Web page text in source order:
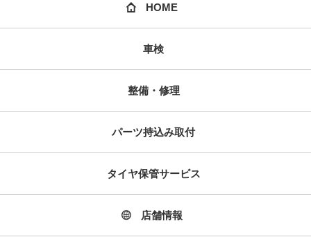
HOME
車検
整備・修理
パーツ持込み取付
タイヤ保管サービス
店舗情報